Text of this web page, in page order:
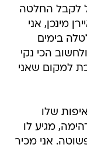
לקבל החלטה
מינכן, אני
בימים
הכי נקי
למקום שאני
שלו
מגיע לו
אני מכיר